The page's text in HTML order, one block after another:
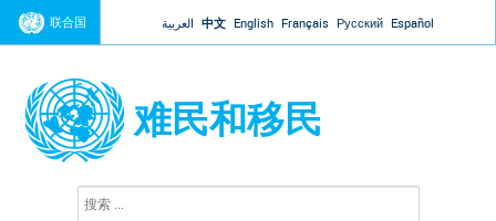
Jump to navigation
联合国 العربية 中文 English Français Русский Español
难民和移民
搜
索